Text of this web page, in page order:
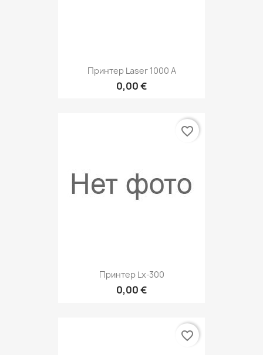
Принтер Laser 1000 A
0,00 €
Принтер Lx-300
0,00 €
favorite_border
favorite_border